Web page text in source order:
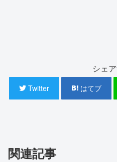
シェ
Twitter はてブ
関連記事